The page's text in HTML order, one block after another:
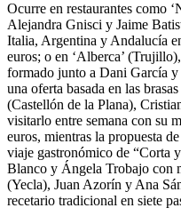
Ocurre en restaurantes como
Alejandra Gnisci y Jaime
Italia, Argentina y Andalucía
euros; o en ‘Alberca’
formado junto a Dani García
una oferta basada en las
(Castellón de la Plana),
visitarlo entre semana con su
euros, mientras la propuesta
viaje gastronómico de “Corta
Blanco y Ángela Trobajo con
(Yecla), Juan Azorín y Ana
recetario tradicional en siete